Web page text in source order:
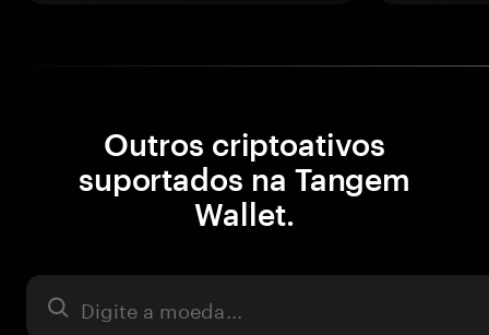
Outros criptoativos
suportados na Tangem
Wallet.
Ativo